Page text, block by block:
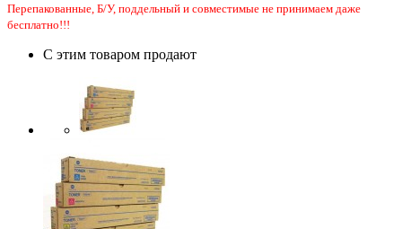
Перепакованные, Б/У, поддельный и совместимые не принимаем даже
бесплатно!!!
С этим товаром продают